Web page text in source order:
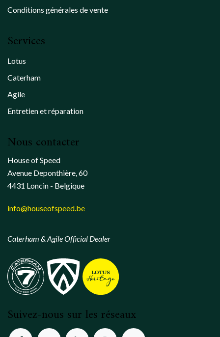
Conditions générales de vente
Services
Lotus
Caterham
Agile
Entretien et réparation
Nous contacter
House of Speed
Avenue Deponthière, 60
4431 Loncin - Belgique
info@houseofspeed.be
Caterham & Agile Official Dealer
Suivez-nous sur les réseaux